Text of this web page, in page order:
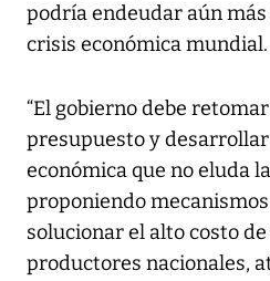
podría endeudar aún
crisis económica mundial.
“El gobierno debe
presupuesto y
económica que no eluda
proponiendo
solucionar el alto costo
productores nacionales,